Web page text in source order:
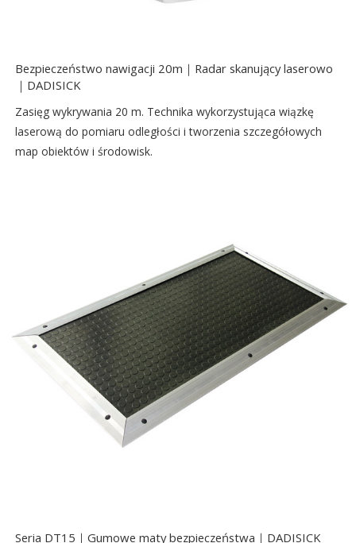
Bezpieczeństwo nawigacji 20m｜Radar skanujący laserowo
｜DADISICK
Zasięg wykrywania 20 m. Technika wykorzystująca wiązkę
laserową do pomiaru odległości i tworzenia szczegółowych
map obiektów i środowisk.
Seria DT15｜Gumowe maty bezpieczeństwa｜DADISICK